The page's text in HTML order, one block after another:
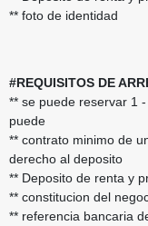
** foto de identidad
#REQUISITOS DE
** se puede reservar 1
puede
** contrato minimo de
derecho al deposito
** Deposito de renta y
** constitucion del
** referencia bancaria